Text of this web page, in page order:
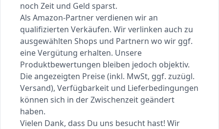
noch Zeit und Geld sparst.
Als Amazon-Partner verdienen wir an
qualifizierten Verkäufen. Wir verlinken auch zu
ausgewählten Shops und Partnern wo wir ggf.
eine Vergütung erhalten. Unsere
Produktbewertungen bleiben jedoch objektiv.
Die angezeigten Preise (inkl. MwSt, ggf. zuzügl.
Versand), Verfügbarkeit und Lieferbedingungen
können sich in der Zwischenzeit geändert
haben.
Vielen Dank, dass Du uns besucht hast! Wir